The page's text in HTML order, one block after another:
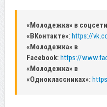
«Молодежка» в соцсети
«ВКонтакте»: https://
«Молодежка» в
Facebook: https://
«Молодежка» в
«Одноклассниках»: